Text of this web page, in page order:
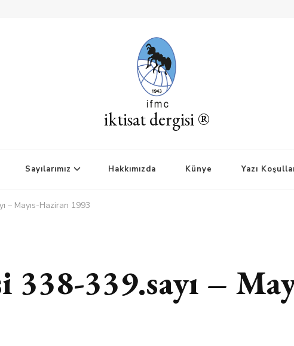
iktisat dergisi ®
Sayılarımız Hakkımızda Künye Yazı
– Mayıs-Haziran 1993
339.sayı –